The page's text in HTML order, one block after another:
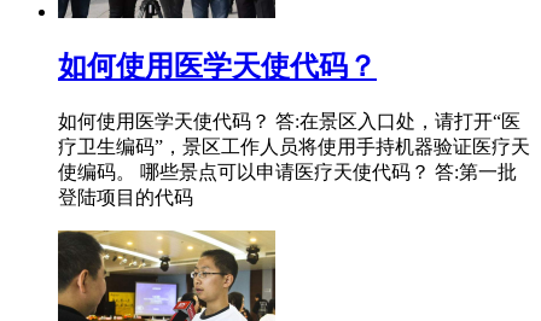
如何使用医学天使代码？
如何使用医学天使代码？ 答:在景区入口处，请打开“医
疗卫生编码”，景区工作人员将使用手持机器验证医疗天
使编码。 哪些景点可以申请医疗天使代码？ 答:第一批
登陆项目的代码